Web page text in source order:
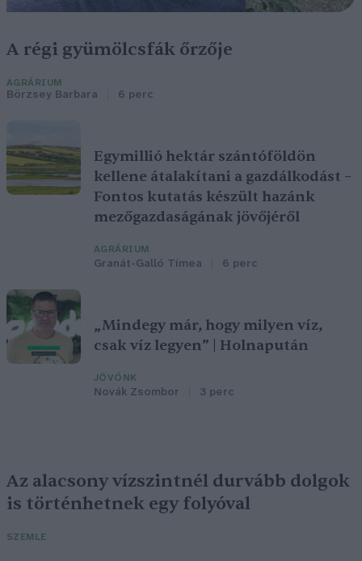
A régi gyümölcsfák őrzője
AGRÁRIUM
Börzsey Barbara 6 perc
Egymillió hektár szántóföldön
kellene átalakítani a gazdálkodást –
Fontos kutatás készült hazánk
mezőgazdaságának jövőjéről
AGRÁRIUM
Granát-Galló Tímea 6 perc
„Mindegy már, hogy milyen víz,
csak víz legyen” | Holnapután
JÖVŐNK
Novák Zsombor 3 perc
Az alacsony vízszintnél durvább dolgok
is történhetnek egy folyóval
SZEMLE